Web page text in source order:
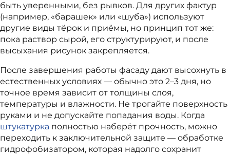
быть уверенными, без рывков. Для других фактур
(например, «барашек» или «шуба») используют
другие виды тёрок и приёмы, но принцип тот же:
пока раствор сырой, его структурируют, и после
высыхания рисунок закрепляется.
После завершения работы фасаду дают высохнуть в
естественных условиях — обычно это 2–3 дня, но
точное время зависит от толщины слоя,
температуры и влажности. Не трогайте поверхность
руками и не допускайте попадания воды. Когда
штукатурка полностью наберёт прочность, можно
переходить к заключительной защите — обработке
гидрофобизатором, которая надолго сохранит